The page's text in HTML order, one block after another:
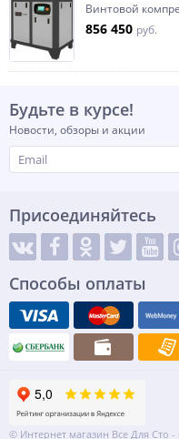
Винтовой
856 450 руб.
Будьте в курсе!
Новости, обзоры и акции
Присоединяйтесь
Способы оплаты
© Интернет магазин Все Для Сто